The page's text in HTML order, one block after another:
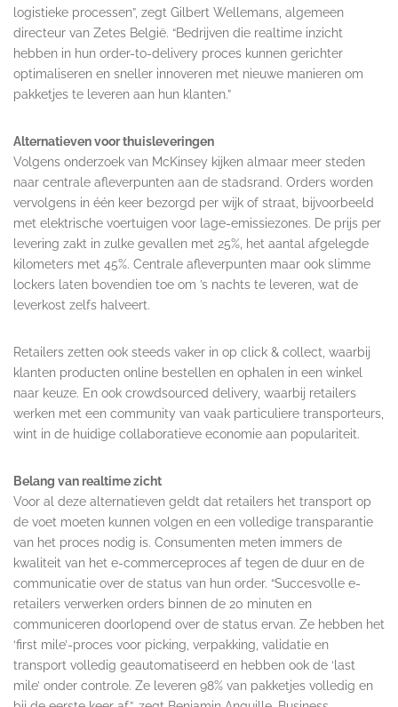
logistieke processen”, zegt Gilbert Wellemans, algemeen
directeur van Zetes België. “Bedrijven die realtime inzicht
hebben in hun order-to-delivery proces kunnen gerichter
optimaliseren en sneller innoveren met nieuwe manieren om
pakketjes te leveren aan hun klanten.”
Alternatieven voor thuisleveringen
Volgens onderzoek van McKinsey kijken almaar meer steden
naar centrale afleverpunten aan de stadsrand. Orders worden
vervolgens in één keer bezorgd per wijk of straat, bijvoorbeeld
met elektrische voertuigen voor lage-emissiezones. De prijs per
levering zakt in zulke gevallen met 25%, het aantal afgelegde
kilometers met 45%. Centrale afleverpunten maar ook slimme
lockers laten bovendien toe om ’s nachts te leveren, wat de
leverkost zelfs halveert.
Retailers zetten ook steeds vaker in op click & collect, waarbij
klanten producten online bestellen en ophalen in een winkel
naar keuze. En ook crowdsourced delivery, waarbij retailers
werken met een community van vaak particuliere transporteurs,
wint in de huidige collaboratieve economie aan populariteit.
Belang van realtime zicht
Voor al deze alternatieven geldt dat retailers het transport op
de voet moeten kunnen volgen en een volledige transparantie
van het proces nodig is. Consumenten meten immers de
kwaliteit van het e-commerceproces af tegen de duur en de
communicatie over de status van hun order. “Succesvolle e-
retailers verwerken orders binnen de 20 minuten en
communiceren doorlopend over de status ervan. Ze hebben het
‘first mile’-proces voor picking, verpakking, validatie en
transport volledig geautomatiseerd en hebben ook de ‘last
mile’ onder controle. Ze leveren 98% van pakketjes volledig en